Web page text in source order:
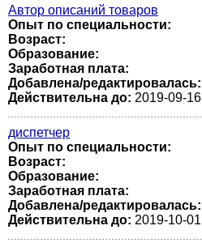
Автор описаний товаров
Опыт по специальности:
Возраст:
Образование:
Заработная плата:
Добавлена/редактировалась:
Действительна до: 2019-09-16
диспетчер
Опыт по специальности:
Возраст:
Образование:
Заработная плата:
Добавлена/редактировалась:
Действительна до: 2019-10-01